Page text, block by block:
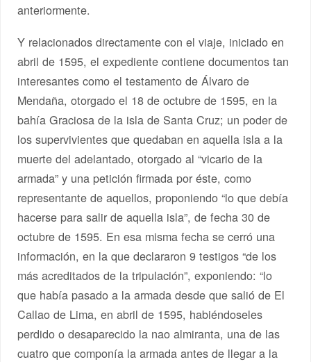
anteriormente.
Y relacionados directamente con el viaje, iniciado en
abril de 1595, el expediente contiene documentos tan
interesantes como el testamento de Álvaro de
Mendaña, otorgado el 18 de octubre de 1595, en la
bahía Graciosa de la isla de Santa Cruz; un poder de
los supervivientes que quedaban en aquella isla a la
muerte del adelantado, otorgado al “vicario de la
armada” y una petición firmada por éste, como
representante de aquellos, proponiendo “lo que debía
hacerse para salir de aquella isla”, de fecha 30 de
octubre de 1595. En esa misma fecha se cerró una
información, en la que declararon 9 testigos “de los
más acreditados de la tripulación”, exponiendo: “lo
que había pasado a la armada desde que salió de El
Callao de Lima, en abril de 1595, habiéndoseles
perdido o desaparecido la nao almiranta, una de las
cuatro que componía la armada antes de llegar a la